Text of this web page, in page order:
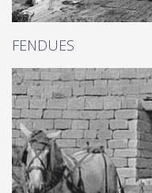
FENDUES